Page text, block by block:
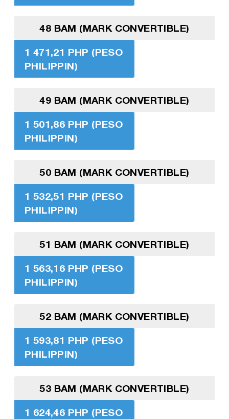
48 BAM (MARK CONVERTIBLE)
1 471,21 PHP (PESO
PHILIPPIN)
49 BAM (MARK CONVERTIBLE)
1 501,86 PHP (PESO
PHILIPPIN)
50 BAM (MARK CONVERTIBLE)
1 532,51 PHP (PESO
PHILIPPIN)
51 BAM (MARK CONVERTIBLE)
1 563,16 PHP (PESO
PHILIPPIN)
52 BAM (MARK CONVERTIBLE)
1 593,81 PHP (PESO
PHILIPPIN)
53 BAM (MARK CONVERTIBLE)
1 624,46 PHP (PESO